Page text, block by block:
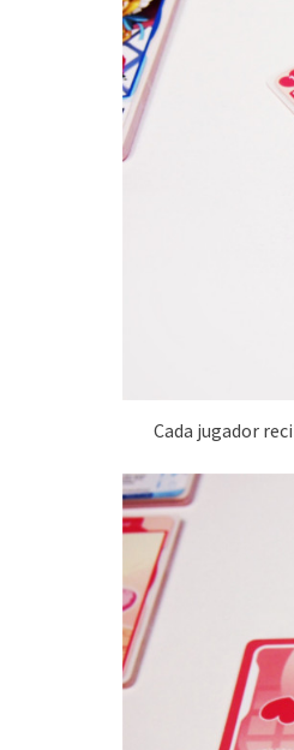
Cada jugador